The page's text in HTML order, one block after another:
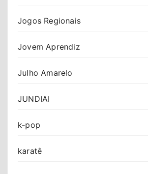
Jogos Regionais
Jovem Aprendiz
Julho Amarelo
JUNDIAI
k-pop
karatê